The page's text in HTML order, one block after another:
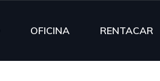
OFICINA RENTACAR